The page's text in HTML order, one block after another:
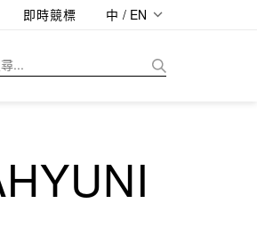
即時競標 中 / EN